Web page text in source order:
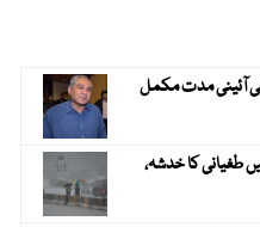
آئینی مدت مکمل
میں طغیانی کا خدشہ،